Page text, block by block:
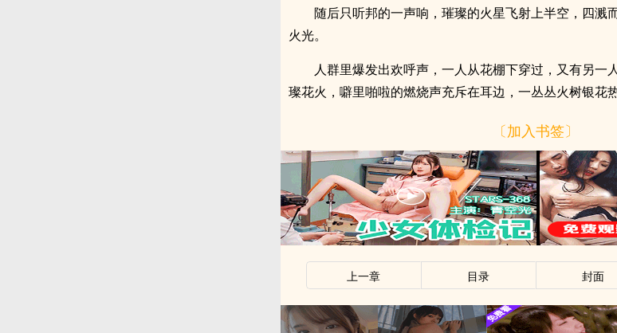
随后只听邦的一声响，璀璨的火星飞射上半空，四溅
火光。
人群里爆发出欢呼声，一人从花棚下穿过，又有另一
璨花火，噼里啪啦的燃烧声充斥在耳边，一丛丛火树银花
〔加入书签〕
上一章 目录 封面